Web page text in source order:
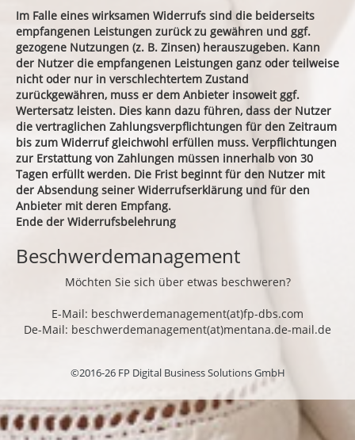
Im Falle eines wirksamen Widerrufs sind die beiderseits
empfangenen Leistungen zurück zu gewähren und ggf.
gezogene Nutzungen (z. B. Zinsen) herauszugeben. Kann
der Nutzer die empfangenen Leistungen ganz oder teilweise
nicht oder nur in verschlechtertem Zustand
zurückgewähren, muss er dem Anbieter insoweit ggf.
Wertersatz leisten. Dies kann dazu führen, dass der Nutzer
die vertraglichen Zahlungsverpflichtungen für den Zeitraum
bis zum Widerruf gleichwohl erfüllen muss. Verpflichtungen
zur Erstattung von Zahlungen müssen innerhalb von 30
Tagen erfüllt werden. Die Frist beginnt für den Nutzer mit
der Absendung seiner Widerrufserklärung und für den
Anbieter mit deren Empfang.
Ende der Widerrufsbelehrung
Beschwerdemanagement
Möchten Sie sich über etwas beschweren?
E-Mail: beschwerdemanagement(at)fp-dbs.com
De-Mail: beschwerdemanagement(at)mentana.de-mail.de
©2016-26 FP Digital Business Solutions GmbH